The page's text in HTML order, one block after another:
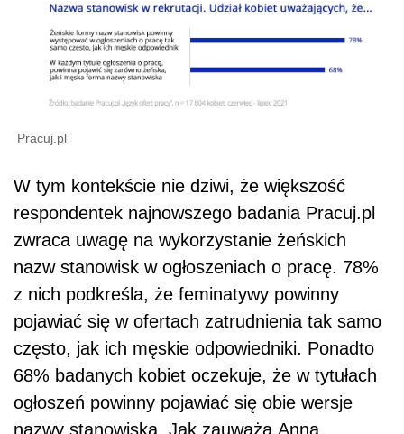
Pracuj.pl
W tym kontekście nie dziwi, że większość
respondentek najnowszego badania Pracuj.pl
zwraca uwagę na wykorzystanie żeńskich
nazw stanowisk w ogłoszeniach o pracę. 78%
z nich podkreśla, że feminatywy powinny
pojawiać się w ofertach zatrudnienia tak samo
często, jak ich męskie odpowiedniki. Ponadto
68% badanych kobiet oczekuje, że w tytułach
ogłoszeń powinny pojawiać się obie wersje
nazwy stanowiska. Jak zauważa Anna